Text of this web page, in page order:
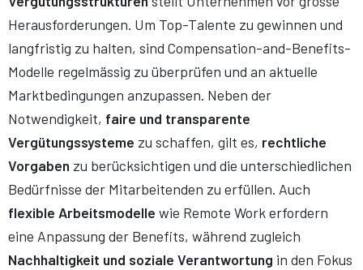
Herausforderungen. Um Top-Talente zu gewinnen und
langfristig zu halten, sind Compensation-and-Benefits-
Modelle regelmässig zu überprüfen und an aktuelle
Marktbedingungen anzupassen. Neben der
Notwendigkeit, faire und transparente
Vergütungssysteme zu schaffen, gilt es, rechtliche
Vorgaben zu berücksichtigen und die unterschiedlichen
Bedürfnisse der Mitarbeitenden zu erfüllen. Auch
flexible Arbeitsmodelle wie Remote Work erfordern
eine Anpassung der Benefits, während zugleich
Nachhaltigkeit und soziale Verantwortung in den Fokus